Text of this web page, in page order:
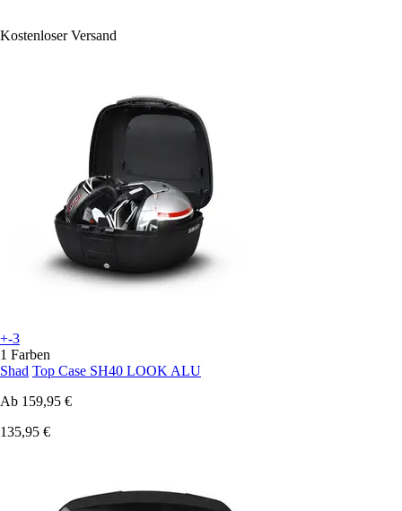
Kostenloser Versand
+-3
1 Farben
Shad Top Case SH40 LOOK ALU
Ab 159,95 €
135,95 €